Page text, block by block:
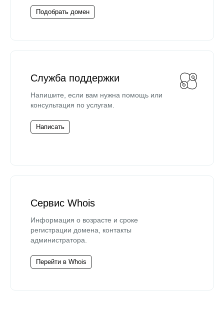
Подобрать домен
Служба поддержки
Напишите, если вам нужна помощь или
консультация по услугам.
Написать
Сервис Whois
Информация о возрасте и сроке
регистрации домена, контакты
администратора.
Перейти в Whois